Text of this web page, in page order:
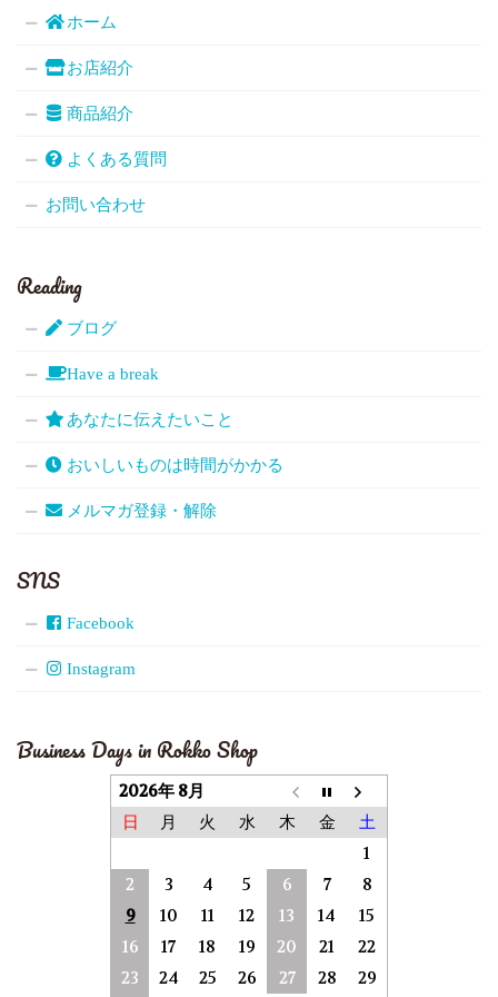
ホーム
お店紹介
商品紹介
よくある質問
お問い合わせ
Reading
ブログ
Have a break
あなたに伝えたいこと
おいしいものは時間がかかる
メルマガ登録・解除
SNS
Facebook
Instagram
Business Days in Rokko Shop
2026年 8月
日 月 火 水 木 金 土
1
2
3 4 5 6 7
8
9
10 11 12 13 14
15
16
17 18 19 20 21
22
23
24 25 26 27 28 29